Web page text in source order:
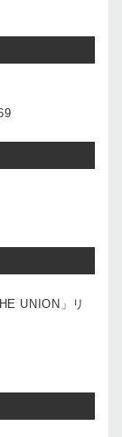
UNION」リ